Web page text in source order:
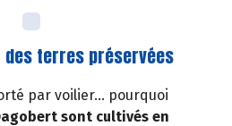
des terres préservées
par voilier… pourquoi
sont cultivés en